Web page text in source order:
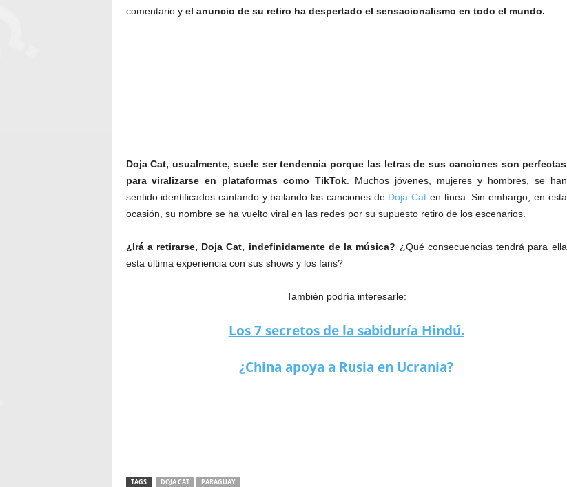
comentario y el anuncio de su retiro ha despertado el sensacionalismo en todo el mundo.
Doja Cat, usualmente, suele ser tendencia porque las letras de sus canciones son perfectas
para viralizarse en plataformas como TikTok . Muchos jóvenes, mujeres y hombres, se han
sentido identificados cantando y bailando las canciones de Doja Cat en línea. Sin embargo, en esta
ocasión, su nombre se ha vuelto viral en las redes por su supuesto retiro de los escenarios.
¿Irá a retirarse, Doja Cat, indefinidamente de la música? ¿Qué consecuencias tendrá para ella
esta última experiencia con sus shows y los fans?
También podría interesarle:
Los 7 secretos de la sabiduría Hindú.
¿China apoya a Rusia en Ucrania?
TAGS DOJA CAT PARAGUAY